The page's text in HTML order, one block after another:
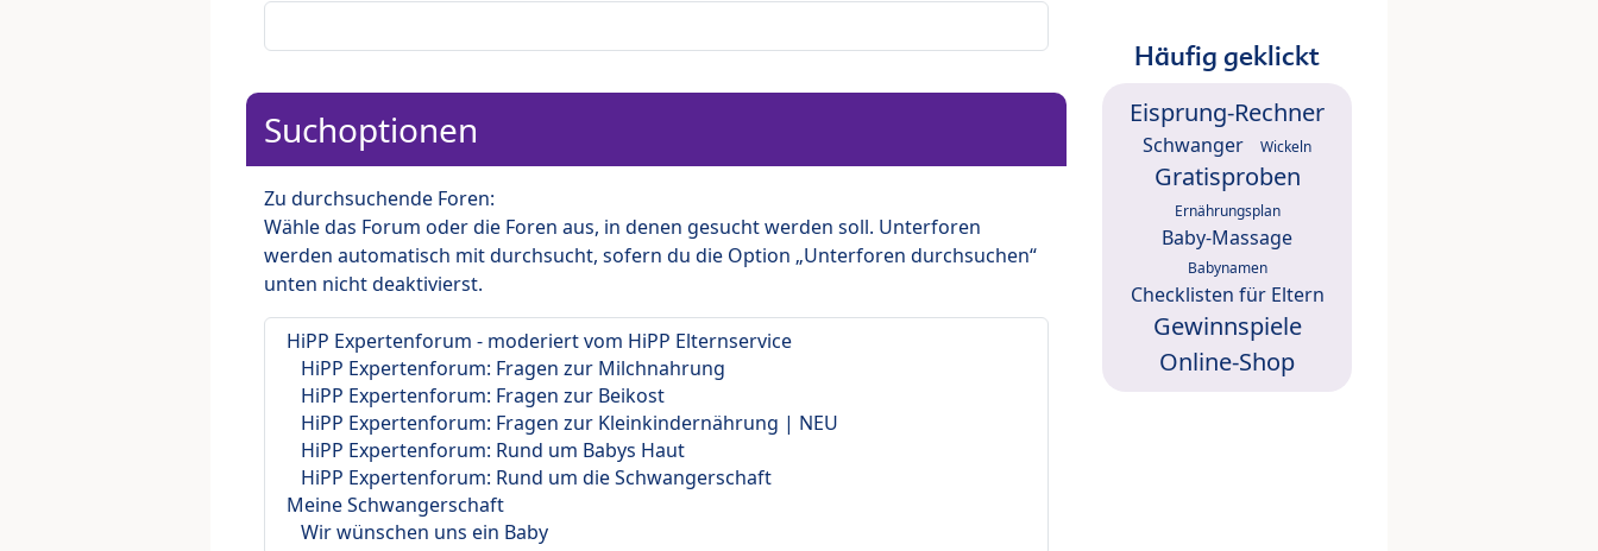
Suchoptionen
Zu durchsuchende Foren:
Wähle das Forum oder die Foren aus, in denen gesucht werden soll. Unterforen
werden automatisch mit durchsucht, sofern du die Option „Unterforen durchsuchen“
unten nicht deaktivierst.
Häufig geklickt
Eisprung-Rechner
Schwanger Wickeln
Gratisproben
Ernährungsplan
Baby-Massage
Babynamen
Checklisten für Eltern
Gewinnspiele
Online-Shop